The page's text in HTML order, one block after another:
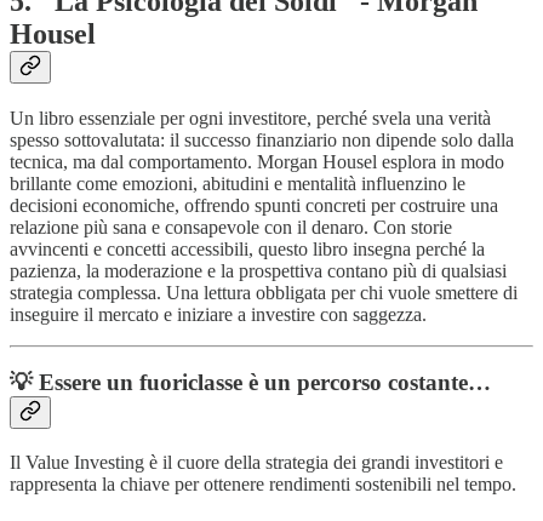
Housel
Un libro essenziale per ogni investitore, perché svela una verità
spesso sottovalutata: il successo finanziario non dipende solo dalla
tecnica, ma dal comportamento. Morgan Housel esplora in modo
brillante come emozioni, abitudini e mentalità influenzino le
decisioni economiche, offrendo spunti concreti per costruire una
relazione più sana e consapevole con il denaro. Con storie
avvincenti e concetti accessibili, questo libro insegna perché la
pazienza, la moderazione e la prospettiva contano più di qualsiasi
strategia complessa. Una lettura obbligata per chi vuole smettere di
inseguire il mercato e iniziare a investire con saggezza.
💡Essere un fuoriclasse è un percorso costante…
Il Value Investing è il cuore della strategia dei grandi investitori e
rappresenta la chiave per ottenere rendimenti sostenibili nel tempo.